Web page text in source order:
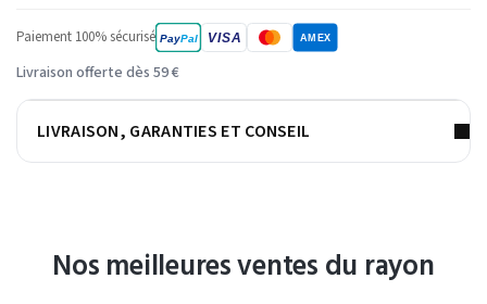
Paiement 100% sécurisé PayPal VISA AMEX
Livraison offerte dès 59 €
LIVRAISON, GARANTIES ET CONSEIL
Nos meilleures ventes du rayon